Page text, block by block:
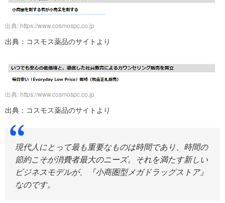
出典: https://www.cosmospc.co.jp
出典：コスモス薬品のサイトより
出典: https://www.cosmospc.co.jp
出典：コスモス薬品のサイトより
現代人にとって最も重要なものは時間であり、時間の
節約こそが消費者最大のニーズ。それを満たす新しい
ビジネスモデルが、『小商圏型メガドラッグストア』
なのです。